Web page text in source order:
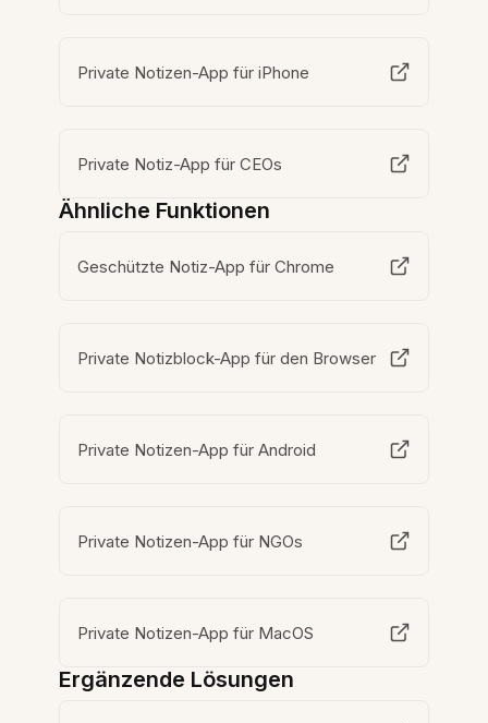
Private Notizen-App für iPhone
Private Notiz-App für CEOs
Ähnliche Funktionen
Geschützte Notiz-App für Chrome
Private Notizblock-App für den Browser
Private Notizen-App für Android
Private Notizen-App für NGOs
Private Notizen-App für MacOS
Ergänzende Lösungen